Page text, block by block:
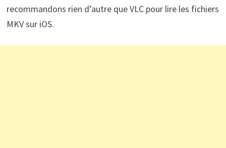
recommandons rien d’autre que VLC pour lire les fichiers
MKV sur iOS.